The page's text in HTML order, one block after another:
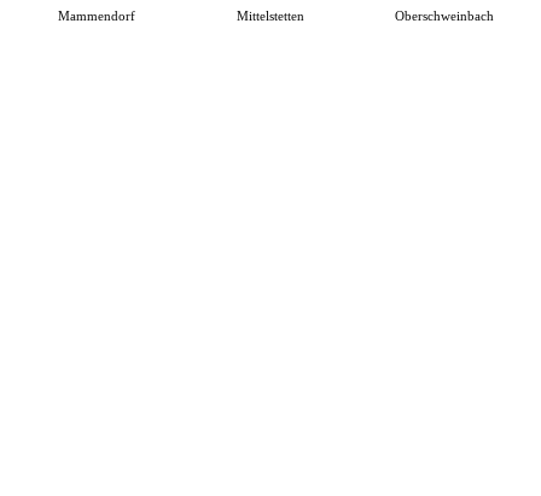
Mammendorf Mittelstetten Oberschweinbach